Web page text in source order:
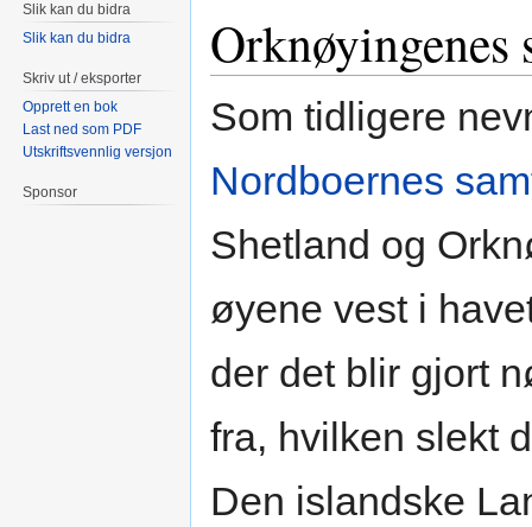
Orknøyingenes
Som tidligere
Nordboernes
Shetland og
øyene vest i
der det blir gjort
fra, hvilken slekt
Den islandske
Slik kan du bidra
Slik kan du bidra
Skriv ut / eksporter
Opprett en bok
Last ned som PDF
Utskriftsvennlig versjon
Sponsor